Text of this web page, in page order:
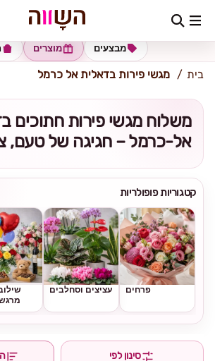
כתובת למשלוח הזינו כתובת
מוצרים מבצעים
בית מגשי פירות בדאלית אל כרמל
משלוח מגשי פירות חתוכים
אל-כרמל – חגיגה של טעם,
קטגוריות פופולריות
פרחים עציצים וסחלבים
סינון לפי